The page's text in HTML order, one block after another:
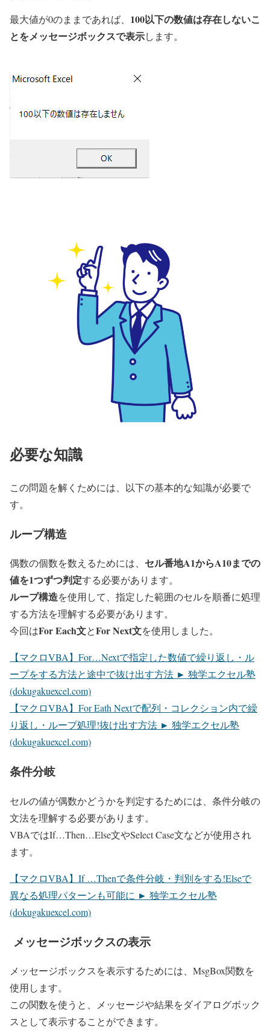
最大値が0のままであれば、 100以下の数値は存在しないこ
とをメッセージボックスで表示します。
必要な知識
この問題を解くためには、以下の基本的な知識が必要で
す。
ループ構造
偶数の個数を数えるためには、 セル番地A1からA10までの
値を1つずつ判定する必要があります。
ループ構造を使用して、指定した範囲のセルを順番に処理
する方法を理解する必要があります。
今回はFor Each文とFor Next文を使用しました。
【マクロVBA】For…Nextで指定した数値で繰り返し・ル
ープをする方法と途中で抜け出す方法 ► 独学エクセル塾
(dokugakuexcel.com)
【マクロVBA】For Eath Nextで配列・コレクション内で繰
り返し・ループ処理!抜け出す方法 ► 独学エクセル塾
(dokugakuexcel.com)
条件分岐
セルの値が偶数かどうかを判定するためには、条件分岐の
文法を理解する必要があります。
VBAではIf…Then…Else文やSelect Case文などが使用され
ます。
【マクロVBA】If …Thenで条件分岐・判別をする!Elseで
異なる処理パターンも可能に ► 独学エクセル塾
(dokugakuexcel.com)
メッセージボックスの表示
メッセージボックスを表示するためには、MsgBox関数を
使用します。
この関数を使うと、メッセージや結果をダイアログボック
スとして表示することができます。